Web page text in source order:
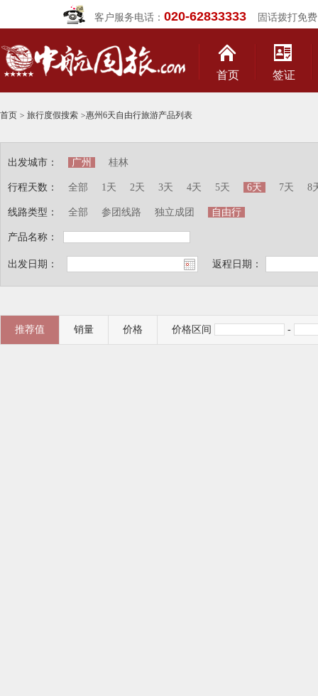
客户服务电话： 020-62833333固话拨打免费
首页 签证
首页 > 旅行度假搜索 >惠州6天自由行旅游产品列表
出发城市：
行程天数：
线路类型：
产品名称：
广州 桂林
全部 1天 2天 3天 4天 5天 6天 7天 8
全部 参团线路 独立成团 自由行
出发日期： 返程日期：
推荐值 销量 价格 价格区间 -